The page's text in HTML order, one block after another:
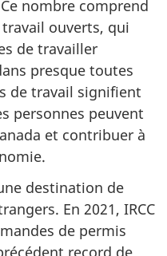
nombre comprend
ouverts, qui
de travailler
presque toutes
de travail signifient
personnes peuvent
et contribuer à
destination de
En 2021, IRCC
de permis
record de